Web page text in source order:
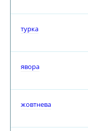
турка
явора
жовтнева